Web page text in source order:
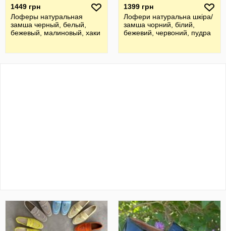
1449 грн
Лоферы натуральная
замша черный, белый,
бежевый, малиновый, хаки
1399 грн
Лофери натуральна шкіра/
замша чорний, білий,
бежевий, червоний, пудра